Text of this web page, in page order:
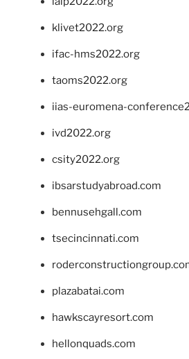
klivet2022.org
ifac-hms2022.org
taoms2022.org
iias-euromena-
ivd2022.org
csity2022.org
ibsarstudyabroad.com
bennusehgall.com
tsecincinnati.com
plazabatai.com
hawkscayresort.com
hellonquads.com